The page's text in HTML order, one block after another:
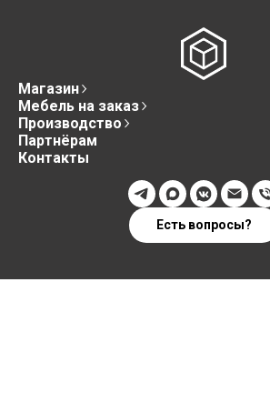
Магазин
Мебель на заказ
Производство
Партнёрам
Контакты
Есть вопросы?